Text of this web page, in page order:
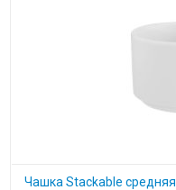
Чашка Stackable средняя